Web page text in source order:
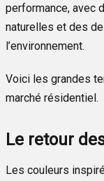
performance, avec
naturelles et des
l’environnement.
Voici les grandes
marché résidentiel.
Le retour
Les couleurs